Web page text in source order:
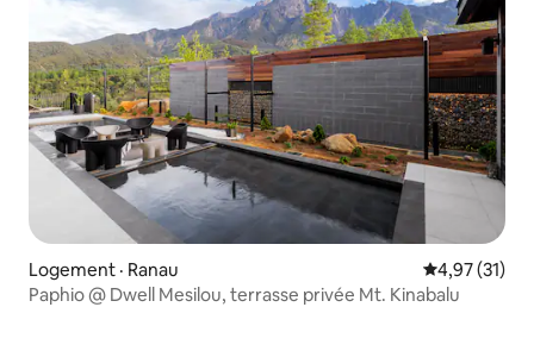
Logement · Ranau Note
4,97 (31)
Paphio @ Dwell Mesilou, terrasse privée Mt. Kinabalu